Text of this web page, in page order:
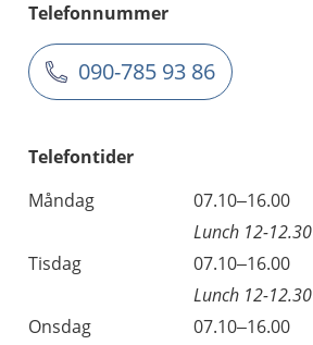
Telefonnummer
090-785 93 86
Telefontider
Måndag
07.10–16.00
Lunch 12-12.30
Tisdag
07.10–16.00
Lunch 12-12.30
Onsdag
07.10–16.00